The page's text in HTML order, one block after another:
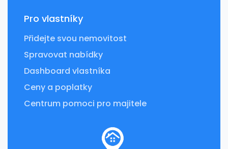
Pro vlastníky
Přidejte svou nemovitost
Spravovat nabídky
Dashboard vlastníka
Ceny a poplatky
Centrum pomoci pro majitele